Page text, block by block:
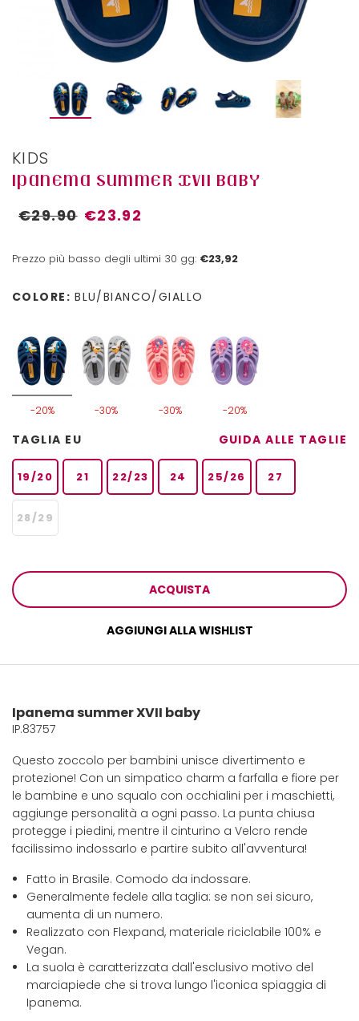
KIDS
IPANEMA SUMMER XVII BABY
€29.90 €23.92
Prezzo più basso degli ultimi 30 gg: €23,92
COLORE: BLU/BIANCO/GIALLO
-20% -30% -30% -20%
TAGLIA EU GUIDA ALLE TAGLIE
19/20 21 22/23 24 25/26 27
28/29
ACQUISTA
AGGIUNGI ALLA WISHLIST
Ipanema summer XVII baby
IP.83757
Questo zoccolo per bambini unisce divertimento e
protezione! Con un simpatico charm a farfalla e fiore per
le bambine e uno squalo con occhialini per i maschietti,
aggiunge personalità a ogni passo. La punta chiusa
protegge i piedini, mentre il cinturino a Velcro rende
facilissimo indossarlo e partire subito all'avventura!
Fatto in Brasile. Comodo da indossare.
Generalmente fedele alla taglia: se non sei sicuro,
aumenta di un numero.
Realizzato con Flexpand, materiale riciclabile 100% e
Vegan.
La suola è caratterizzata dall'esclusivo motivo del
marciapiede che si trova lungo l'iconica spiaggia di
Ipanema.